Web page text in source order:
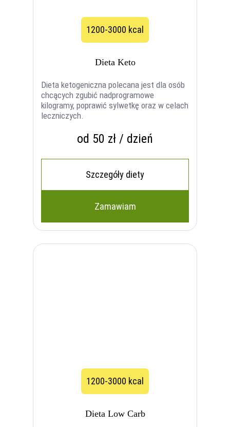
1200-3000 kcal
Dieta Keto
Dieta ketogeniczna polecana jest dla osób
chcących zgubić nadprogramowe
kilogramy, poprawić sylwetkę oraz w celach
leczniczych.
od 50 zł / dzień
Szczegóły diety
Zamawiam
1200-3000 kcal
Dieta Low Carb